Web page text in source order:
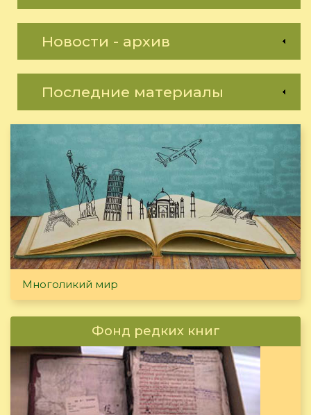
Новости - архив
Последние материалы
Многоликий мир
Фонд редких книг